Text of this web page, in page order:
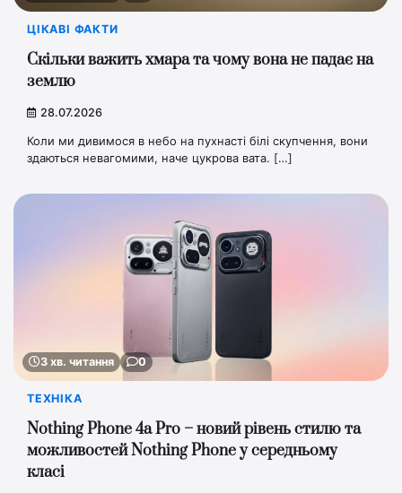
ЦІКАВІ ФАКТИ
Скільки важить хмара та чому вона не падає на
землю
28.07.2026
Коли ми дивимося в небо на пухнасті білі скупчення, вони
здаються невагомими, наче цукрова вата. […]
3 хв. читання 0
ТЕХНІКА
Nothing Phone 4a Pro – новий рівень стилю та
можливостей Nothing Phone у середньому
класі